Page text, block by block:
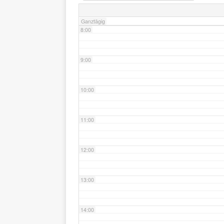
Ganztägig
8:00
9:00
10:00
11:00
12:00
13:00
14:00